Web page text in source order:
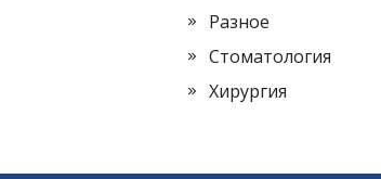
Разное
Стоматология
Хирургия